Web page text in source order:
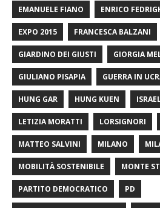
EMANUELE FIANO ENRICO
EXPO 2015 FRANCESCA BALZANI
GIARDINO DEI GIUSTI GIORGIA
GIULIANO PISAPIA GUERRA IN
HUNG GAR HUNG KUEN
LETIZIA MORATTI LORSIGNORI
MATTEO SALVINI MILANO
MOBILITÀ SOSTENIBILE MONTE
PARTITO DEMOCRATICO PD